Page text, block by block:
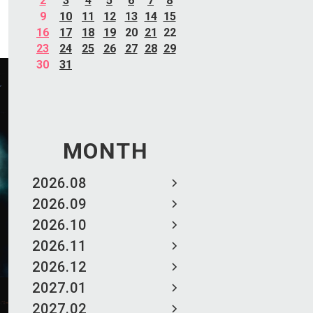
9
10 11 12 13 14 15
16
17 18 19 20 21
22
23
24 25 26 27 28 29
30
31
MONTH
2026.08
2026.09
2026.10
2026.11
2026.12
2027.01
2027.02